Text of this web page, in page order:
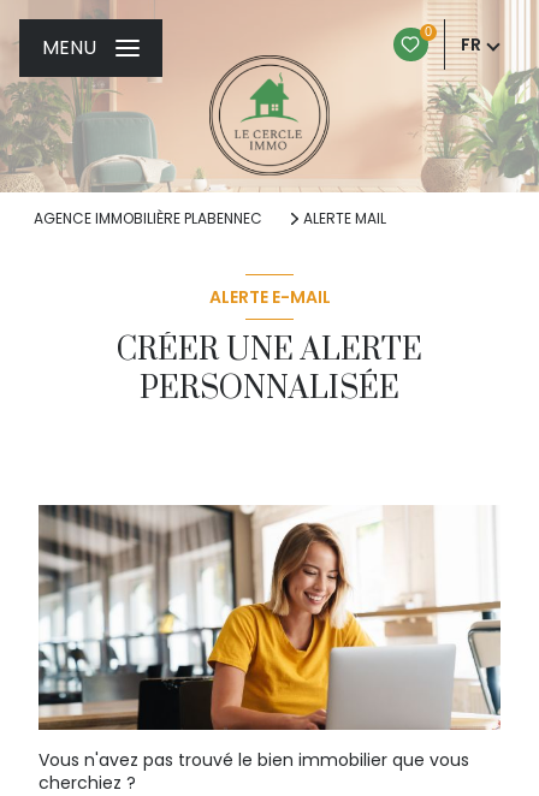
0
FR
MENU
AGENCE IMMOBILIÈRE PLABENNEC ALERTE MAIL
ALERTE E-MAIL
CRÉER UNE ALERTE
PERSONNALISÉE
Vous n'avez pas trouvé le bien immobilier que vous
cherchiez ?